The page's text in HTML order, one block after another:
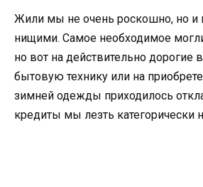
Жили мы не очень роскошно, но и
нищими. Самое необходимое
но вот на действительно дорогие
бытовую технику или на
зимней одежды приходилось
кредиты мы лезть категорически